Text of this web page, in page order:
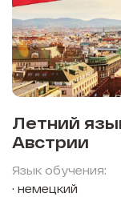
Летний
Австрии
Язык обучения:
немецкий